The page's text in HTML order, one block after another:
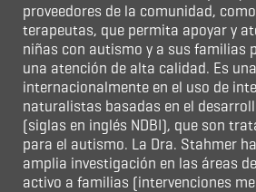
proveedores de la comunidad,
terapeutas, que permita apoyar y
niñas con autismo y a sus familias
una atención de alta calidad. Es
internacionalmente en el uso de
naturalistas basadas en el
(siglas en inglés NDBI), que son
para el autismo. La Dra. Stahmer
amplia investigación en las áreas
activo a familias (intervenciones